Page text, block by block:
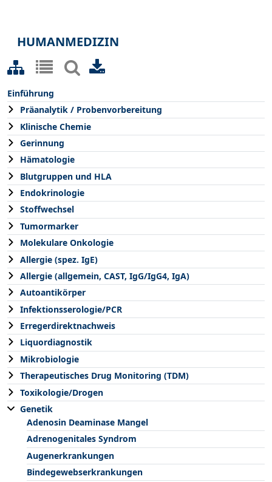
HUMANMEDIZIN
Einführung
Präanalytik / Probenvorbereitung
Klinische Chemie
Gerinnung
Hämatologie
Blutgruppen und HLA
Endokrinologie
Stoffwechsel
Tumormarker
Molekulare Onkologie
Allergie (spez. IgE)
Allergie (allgemein, CAST, IgG/IgG4, IgA)
Autoantikörper
Infektionsserologie/PCR
Erregerdirektnachweis
Liquordiagnostik
Mikrobiologie
Therapeutisches Drug Monitoring (TDM)
Toxikologie/Drogen
Genetik
Adenosin Deaminase Mangel
Adrenogenitales Syndrom
Augenerkrankungen
Bindegewebserkrankungen